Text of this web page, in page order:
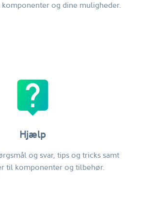
og dine muligheder.
live_help
Hjælp
og svar, tips og tricks samt
til komponenter og tilbehør.